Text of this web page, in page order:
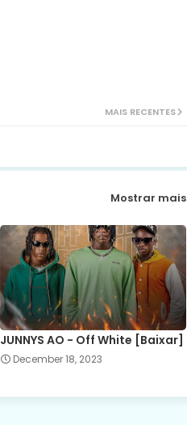
MAIS RECENTES
Mostrar mais
JUNNYS AO - Off White [Baixar]
December 18, 2023